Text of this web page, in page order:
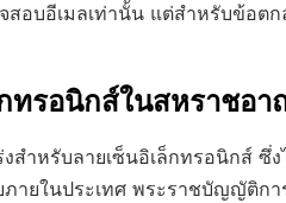
อบอีเมลเท่านั้น แต่สำหรับข้อตก
ทรอนิกส์ในสหราชอ
ำหรับลายเซ็นอิเล็กทรอนิกส์ ซึ่
ยในประเทศ พระราชบัญญัติกา